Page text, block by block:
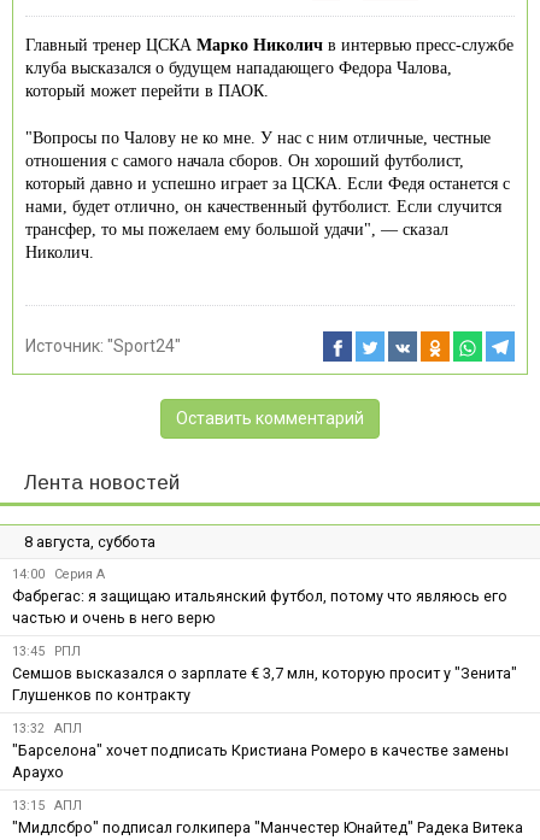
Главный тренер ЦСКА Марко Николич в интервью пресс-службе
клуба высказался о будущем нападающего Федора Чалова,
который может перейти в ПАОК.
"Вопросы по Чалову не ко мне. У нас с ним отличные, честные
отношения с самого начала сборов. Он хороший футболист,
который давно и успешно играет за ЦСКА. Если Федя останется с
нами, будет отлично, он качественный футболист. Если случится
трансфер, то мы пожелаем ему большой удачи", — сказал
Николич.
Источник: "Sport24"
Оставить комментарий
Лента новостей
8 августа, суббота
14:00 Серия А
Фабрегас: я защищаю итальянский футбол, потому что являюсь его
частью и очень в него верю
13:45 РПЛ
Семшов высказался о зарплате € 3,7 млн, которую просит у "Зенита"
Глушенков по контракту
13:32 АПЛ
"Барселона" хочет подписать Кристиана Ромеро в качестве замены
Араухо
13:15 АПЛ
"Мидлсбро" подписал голкипера "Манчестер Юнайтед" Радека Витека